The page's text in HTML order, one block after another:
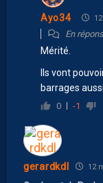
Ayo34
En
Mérité.
Ils vont
barrages
0 -1
gerardkdl 12